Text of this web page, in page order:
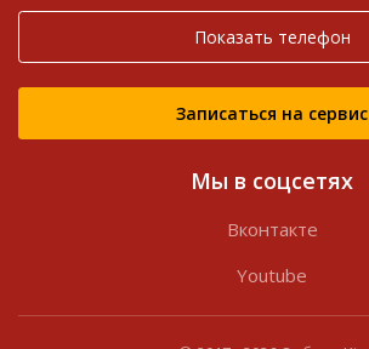
Показать телефон
Записаться на сервис
Мы в соцсетях
Вконтакте
Youtube